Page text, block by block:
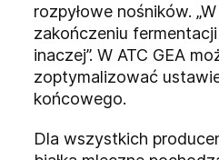
rozpyłowe nośników.
zakończeniu
inaczej”. W ATC GEA
zoptymalizować
końcowego.
Dla wszystkich